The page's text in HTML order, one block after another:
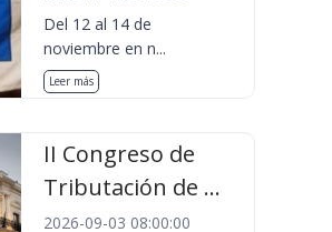
Del 12 al 14 de
noviembre en n...
Leer más
II Congreso de
Tributación de ...
2026-09-03 08:00:00